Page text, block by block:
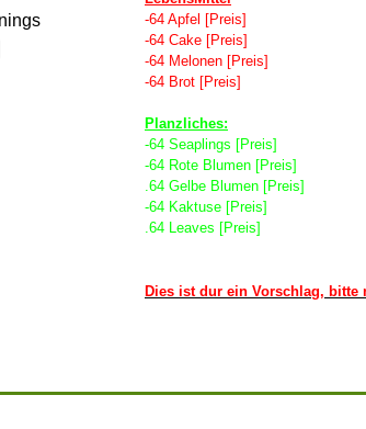
-64 Apfel [Preis]
-64 Cake [Preis]
-64 Melonen [Preis]
-64 Brot [Preis]
Planzliches:
-64 Seaplings [Preis]
-64 Rote Blumen [Preis]
.64 Gelbe Blumen [Preis]
-64 Kaktuse [Preis]
.64 Leaves [Preis]
Dies ist dur ein Vorschlag, bitte